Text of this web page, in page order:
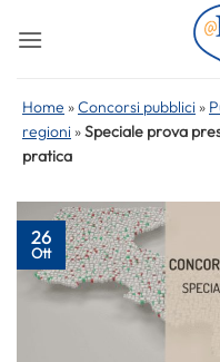
Home »Concorsi pubblici »
regioni »Speciale prova
pratica
26
Ott